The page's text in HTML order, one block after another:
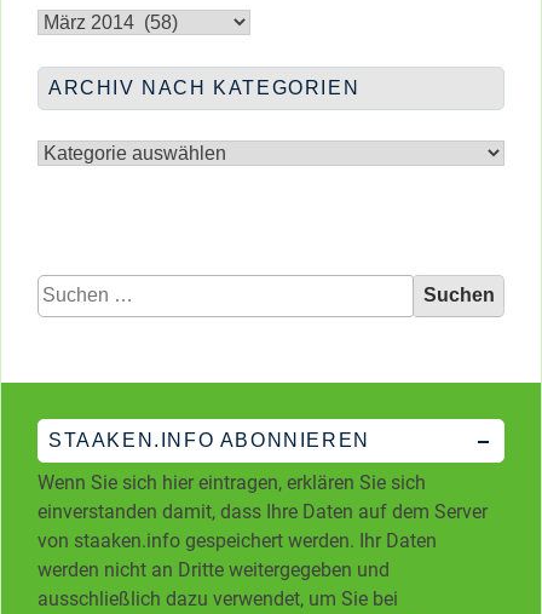
nach
ARCHIV NACH KATEGORIEN
nach
Suchen
nach:
STAAKEN.INFO ABONNIEREN
Wenn Sie sich hier eintragen, erklären Sie sich
einverstanden damit, dass Ihre Daten auf dem Server
von staaken.info gespeichert werden. Ihr Daten
werden nicht an Dritte weitergegeben und
ausschließlich dazu verwendet, um Sie bei